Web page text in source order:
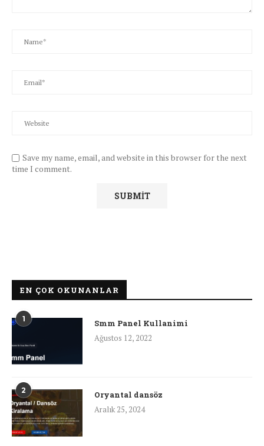
Save my name, email, and website in this browser for the next
time I comment.
EN ÇOK OKUNANLAR
1
Smm Panel Kullanimi
Ağustos 12, 2022
2
Oryantal dansöz
Aralık 25, 2024